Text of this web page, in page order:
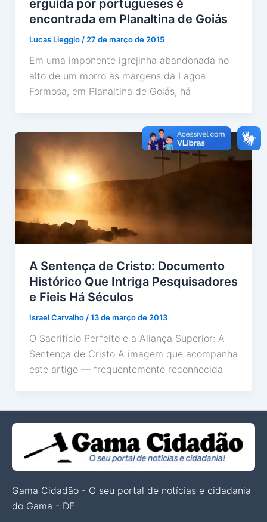
erguida por portugueses é
encontrada em Planaltina de Goiás
Lucas Lieggio / 27 de março de 2015
Em uma imponente igrejinha abandonada no
alto de um morro às margens da Lagoa
Formosa, em Planaltina de Goiás, há
A Sentença de Cristo: Documento
Histórico Que Intriga Pesquisadores
e Fieis Há Séculos
Israel Carvalho /13 de março de 2013
O Sacrifício Perfeito e a Aliança Superior: A
Sentença de Cristo A imagem que acompanha
este artigo — frequentemente reconhecida
Gama Cidadão - O seu portal de notícias e cidadania
do Gama - DF